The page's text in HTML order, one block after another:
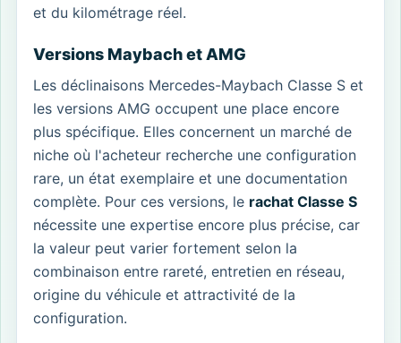
et du kilométrage réel.
Versions Maybach et AMG
Les déclinaisons Mercedes-Maybach Classe S et
les versions AMG occupent une place encore
plus spécifique. Elles concernent un marché de
niche où l'acheteur recherche une configuration
rare, un état exemplaire et une documentation
complète. Pour ces versions, le rachat Classe S
nécessite une expertise encore plus précise, car
la valeur peut varier fortement selon la
combinaison entre rareté, entretien en réseau,
origine du véhicule et attractivité de la
configuration.